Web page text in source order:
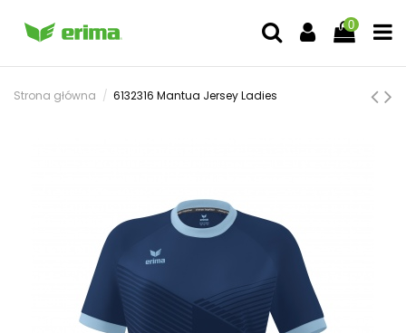
0
Strona główna 6132316 Mantua Jersey Ladies